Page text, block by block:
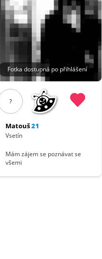
Fotka dostupná po přihlášení
?
Matouš21
Vsetín
Mám zájem se poznávat se
všemi